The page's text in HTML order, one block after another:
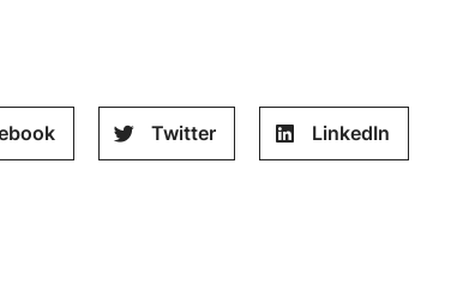
Twitter LinkedIn